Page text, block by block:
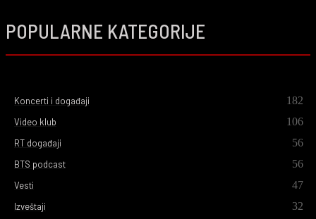
POPULARNE KATEGORIJE
Koncerti i događaji 182
Video klub 106
RT događaji 56
BTS podcast 56
Vesti 47
Izveštaji 32